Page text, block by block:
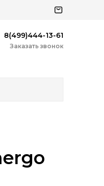
8(499)444-13-61
Заказать звонок